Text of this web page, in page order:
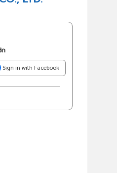
ก
Sign in with Facebook